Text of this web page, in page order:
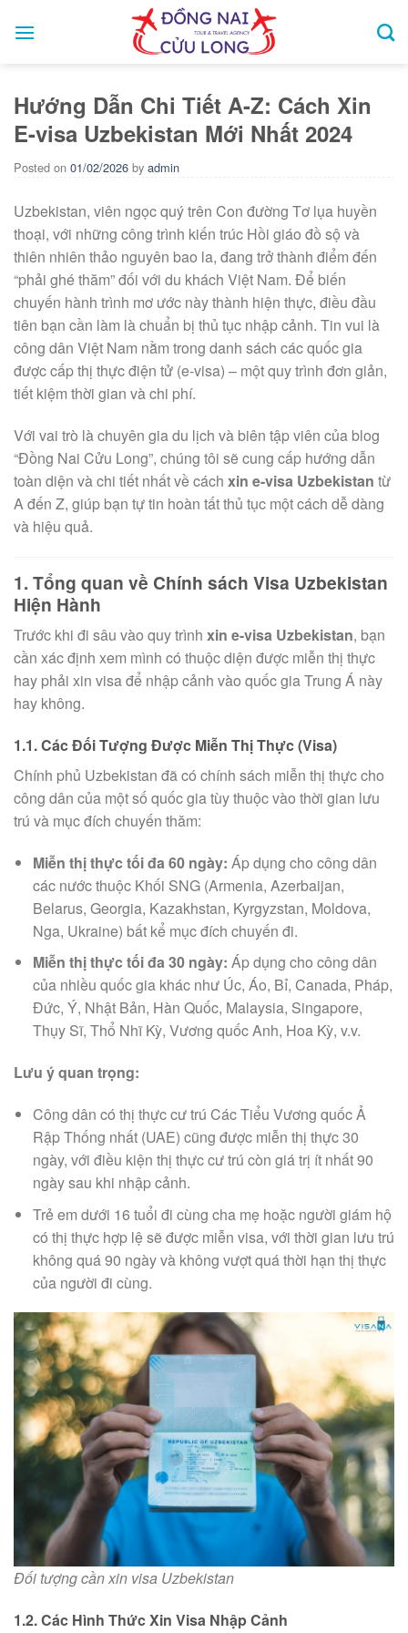
Hướng Dẫn Chi Tiết A-Z: Cách Xin
E-visa Uzbekistan Mới Nhất 2024
Posted on 01/02/2026 by admin
Uzbekistan, viên ngọc quý trên Con đường Tơ lụa huyền
thoại, với những công trình kiến trúc Hồi giáo đồ sộ và
thiên nhiên thảo nguyên bao la, đang trở thành điểm đến
“phải ghé thăm” đối với du khách Việt Nam. Để biến
chuyến hành trình mơ ước này thành hiện thực, điều đầu
tiên bạn cần làm là chuẩn bị thủ tục nhập cảnh. Tin vui là
công dân Việt Nam nằm trong danh sách các quốc gia
được cấp thị thực điện tử (e-visa) – một quy trình đơn giản,
tiết kiệm thời gian và chi phí.
Với vai trò là chuyên gia du lịch và biên tập viên của blog
“Đồng Nai Cửu Long”, chúng tôi sẽ cung cấp hướng dẫn
toàn diện và chi tiết nhất về cách xin e-visa Uzbekistan từ
A đến Z, giúp bạn tự tin hoàn tất thủ tục một cách dễ dàng
và hiệu quả.
1. Tổng quan về Chính sách Visa Uzbekistan
Hiện Hành
Trước khi đi sâu vào quy trình xin e-visa Uzbekistan, bạn
cần xác định xem mình có thuộc diện được miễn thị thực
hay phải xin visa để nhập cảnh vào quốc gia Trung Á này
hay không.
1.1. Các Đối Tượng Được Miễn Thị Thực (Visa)
Chính phủ Uzbekistan đã có chính sách miễn thị thực cho
công dân của một số quốc gia tùy thuộc vào thời gian lưu
trú và mục đích chuyến thăm:
Miễn thị thực tối đa 60 ngày: Áp dụng cho công dân
các nước thuộc Khối SNG (Armenia, Azerbaijan,
Belarus, Georgia, Kazakhstan, Kyrgyzstan, Moldova,
Nga, Ukraine) bất kể mục đích chuyến đi.
Miễn thị thực tối đa 30 ngày: Áp dụng cho công dân
của nhiều quốc gia khác như Úc, Áo, Bỉ, Canada, Pháp,
Đức, Ý, Nhật Bản, Hàn Quốc, Malaysia, Singapore,
Thụy Sĩ, Thổ Nhĩ Kỳ, Vương quốc Anh, Hoa Kỳ, v.v.
Lưu ý quan trọng:
Công dân có thị thực cư trú Các Tiểu Vương quốc Ả
Rập Thống nhất (UAE) cũng được miễn thị thực 30
ngày, với điều kiện thị thực cư trú còn giá trị ít nhất 90
ngày sau khi nhập cảnh.
Trẻ em dưới 16 tuổi đi cùng cha mẹ hoặc người giám hộ
có thị thực hợp lệ sẽ được miễn visa, với thời gian lưu trú
không quá 90 ngày và không vượt quá thời hạn thị thực
của người đi cùng.
Đối tượng cần xin visa Uzbekistan
1.2. Các Hình Thức Xin Visa Nhập Cảnh